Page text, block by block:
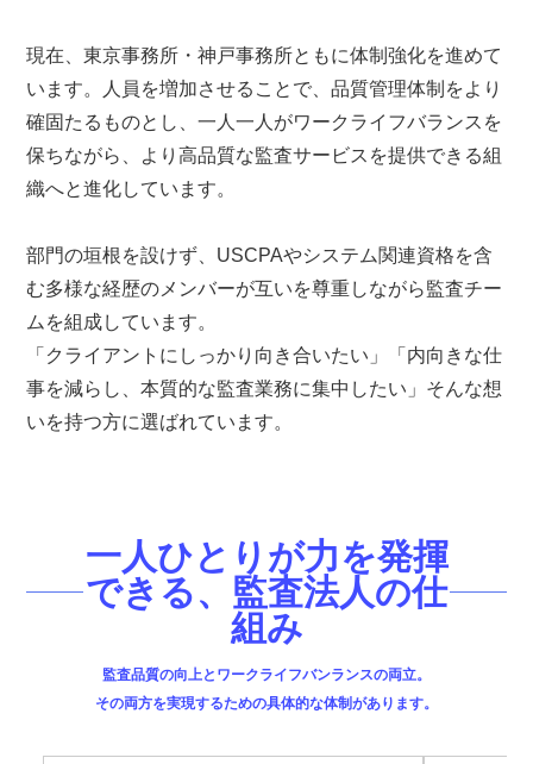
現在、東京事務所・神戸事務所ともに体制強化を進めて
います。人員を増加させることで、品質管理体制をより
確固たるものとし、一人一人がワークライフバランスを
保ちながら、より高品質な監査サービスを提供できる組
織へと進化しています。
部門の垣根を設けず、USCPAやシステム関連資格を含
む多様な経歴のメンバーが互いを尊重しながら監査チー
ムを組成しています。
「クライアントにしっかり向き合いたい」「内向きな仕
事を減らし、本質的な監査業務に集中したい」そんな想
いを持つ方に選ばれています。
一人ひとりが力を発揮
できる、監査法人の仕
組み
監査品質の向上とワークライフバンランスの両立。
その両方を実現するための具体的な体制があります。